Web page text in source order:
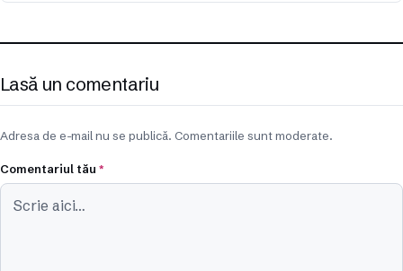
Lasă un comentariu
Adresa de e-mail nu se publică. Comentariile sunt moderate.
Comentariul tău *